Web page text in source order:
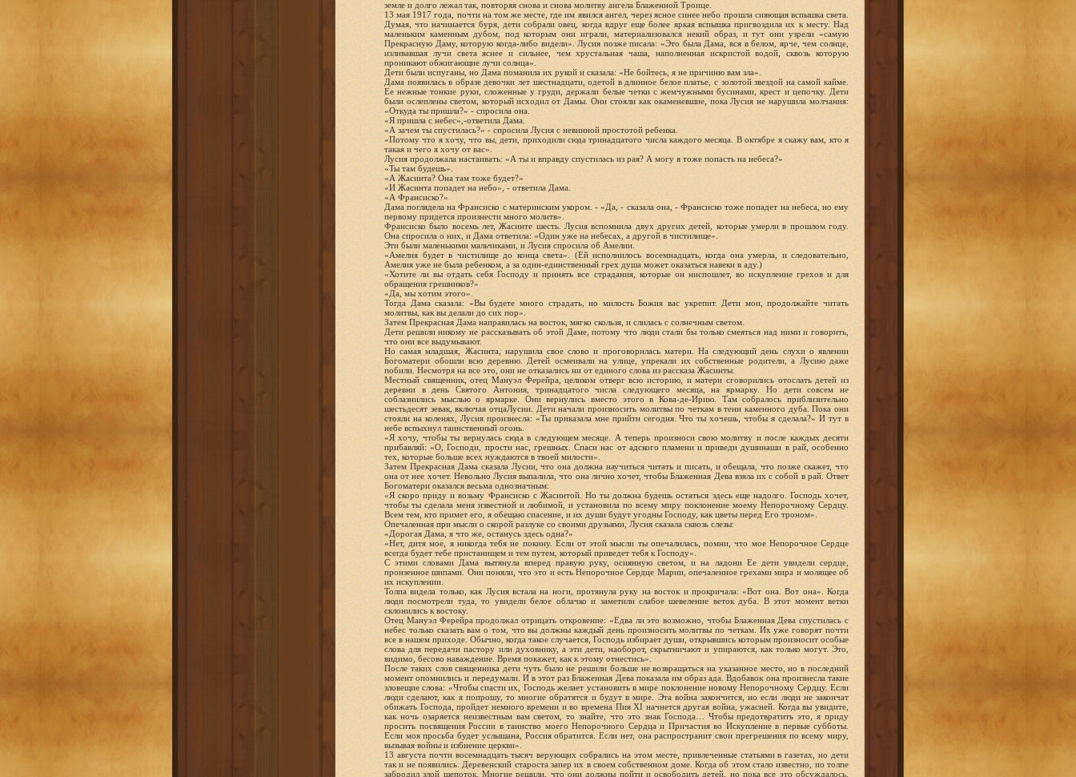
земле и долго лежал так, повторяя снова и снова молитву ангела Блаженной Троице.
13 мая 1917 года, почти на том же месте, где им явился ангел, через ясное синее небо прошла сияющая вспышка света.
Думая, что начинается буря, дети собрали овец, когда вдруг еще более яркая вспышка пригвоздила их к месту. Над
маленьким каменным дубом, под которым они играли, материализовался некий образ, и тут они узрели «самую
Прекрасную Даму, которую когда-либо видели». Лусия позже писала: «Это была Дама, вся в белом, ярче, чем солнце,
изливавшая лучи света яснее и сильнее, чем хрустальная чаша, наполненная искристой водой, сквозь которую
проникают обжигающие лучи солнца».
Дети были испуганы, но Дама поманила их рукой и сказала: «Не бойтесь, я не причиню вам зла».
Дама появилась в образе девочки лет шестнадцати, одетой в длинное белое платье, с золотой звездой на самой кайме.
Ее нежные тонкие руки, сложенные у груди, держали белые четки с жемчужными бусинами, крест и цепочку. Дети
были ослеплены светом, который исходил от Дамы. Они стояли как окаменевшие, пока Лусия не нарушила молчания:
«Откуда ты пришла?» - спросила она.
«Я пришла с небес»,-ответила Дама.
«А зачем ты спустилась?» - спросила Лусия с невинной простотой ребенка.
«Потому что я хочу, что вы, дети, приходили сюда тринадцатого числа каждого месяца. В октябре я скажу вам, кто я
такая и чего я хочу от вас».
Лусия продолжала настаивать: «А ты и вправду спустилась из рая? А могу я тоже попасть на небеса?»
«Ты там будешь».
«А Жасинта? Она там тоже будет?»
«И Жасинта попадет на небо», - ответила Дама.
«А Франсиско?»
Дама поглядела на Франсиско с материнским укором. - «Да, - сказала она, - Франсиско тоже попадет на небеса, но ему
первому придется произнести много молитв».
Франсиско было восемь лет, Жасинте шесть. Лусия вспомнила двух других детей, которые умерли в прошлом году.
Она спросила о них, и Дама ответила: «Один уже на небесах, а другой в чистилище».
Эти были маленькими мальчиками, и Лусия спросила об Амелии.
«Амелия будет в чистилище до конца света». (Ей исполнилось восемнадцать, когда она умерла, и следовательно,
Амелия уже не была ребенком, а за один-единственный грех душа может оказаться навеки в аду.)
«Хотите ли вы отдать себя Господу и принять все страдания, которые он ниспошлет, во искупление грехов и для
обращения грешников?»
«Да, мы хотим этого».
Тогда Дама сказала: «Вы будете много страдать, но милость Божия вас укрепит. Дети мои, продолжайте читать
молитвы, как вы делали до сих пор».
Затем Прекрасная Дама направилась на восток, мягко скользя, и слилась с солнечным светом.
Дети решили никому не рассказывать об этой Даме, потому что люди стали бы только смеяться над ними и говорить,
что они все выдумывают.
Но самая младшая, Жасинта, нарушила свое слово и проговорилась матери. На следующий день слухи о явлении
Богоматери обошли всю деревню. Детей осмеивали на улице, упрекали их собственные родители, а Лусию даже
побили. Несмотря на все это, они не отказались ни от единого слова из рассказа Жасинты.
Местный священник, отец Мануэл Ферейра, целиком отверг всю историю, и матери сговорились отослать детей из
деревни в день Святого Антония, тринадцатого числа следующего месяца, на ярмарку. Но дети совсем не
соблазнились мыслью о ярмарке. Они вернулись вместо этого в Кова-де-Ирию. Там собралось приблизительно
шестьдесят зевак, включая отцаЛусии. Дети начали произносить молитвы по четкам в тени каменного дуба. Пока они
стояли на коленях, Лусия произнесла: «Ты приказала мне прийти сегодня. Что ты хочешь, чтобы я сделала?» И тут в
небе вспыхнул таинственный огонь.
«Я хочу, чтобы ты вернулась сюда в следующем месяце. А теперь произноси свою молитву и после каждых десяти
прибавляй: «О, Господи, прости нас, грешных. Спаси нас от адского пламени и приведи душинаши в рай, особенно
тех, которые больше всех нуждаются в твоей милости».
Затем Прекрасная Дама сказала Лусии, что она должна научиться читать и писать, и обещала, что позже скажет, что
она от нее хочет. Невольно Лусия выпалила, что она лично хочет, чтобы Блаженная Дева взяла их с собой в рай. Ответ
Богоматери оказался весьма однозначным:
«Я скоро приду и возьму Франсиско с Жасинтой. Но ты должна будешь остаться здесь еще надолго. Господь хочет,
чтобы ты сделала меня известной и любимой, и установила по всему миру поклонение моему Непорочному Сердцу.
Всем тем, кто примет его, я обещаю спасение, и их души будут угодны Господу, как цветы перед Его троном».
Опечаленная при мысли о скорой разлуке со своими друзьями, Лусия сказала сквозь слезы:
«Дорогая Дама, я что же, останусь здесь одна?»
«Нет, дитя мое, я никогда тебя не покину. Если от этой мысли ты опечалилась, помни, что мое Непорочное Сердце
всегда будет тебе пристанищем и тем путем, который приведет тебя к Господу».
С этими словами Дама вытянула вперед правую руку, осиянную светом, и на ладони Ее дети увидели сердце,
пронзенное шипами. Они поняли, что это и есть Непорочное Сердце Марии, опечаленное грехами мира и молящее об
их искуплении.
Толпа видела только, как Лусия встала на ноги, протянула руку на восток и прокричала: «Вот она. Вот она». Когда
люди посмотрели туда, то увидели белое облачко и заметили слабое шевеление веток дуба. В этот момент ветки
склонились к востоку.
Отец Мануэл Ферейра продолжал отрицать откровение: «Едва ли это возможно, чтобы Блаженная Дева спустилась с
небес только сказать вам о том, что вы должны каждый день произносить молитвы по четкам. Их уже говорят почти
все в нашем приходе. Обычно, когда такое случается, Господь избирает души, открывшись которым произносит особые
слова для передачи пастору или духовнику, а эти дети, наоборот, скрытничают и упираются, как только могут. Это,
видимо, бесово наваждение. Время покажет, как к этому отнестись».
После таких слов священника дети чуть было не решили больше не возвращаться на указанное место, но в последний
момент опомнились и передумали. И в этот раз Блаженная Дева показала им образ ада. Вдобавок она произнесла такие
зловещие слова: «Чтобы спасти их, Господь желает установить в мире поклонение новому Непорочному Сердцу. Если
люди сделают, как я попрошу, то многие обратятся и будут в мире. Эта война закончится, но если люди не закончат
обижать Господа, пройдет немного времени и во времена Пия XI начнется другая война, ужасней. Когда вы увидите,
как ночь озаряется неизвестным вам светом, то знайте, что это знак Господа… Чтобы предотвратить это, я приду
просить посвящения России в таинство моего Непорочного Сердца и Причастия во Искупление в первые субботы.
Если моя просьба будет услышана, Россия обратится. Если нет, она распространит свои прегрешения по всему миру,
вызывая войны и избиение церкви».
13 августа почти восемнадцать тысяч верующих собрались на этом месте, привлеченные статьями в газетах, но дети
так и не появились. Деревенский староста запер их в своем собственном доме. Когда об этом стало известно, по толпе
забродил злой шепоток. Многие решили, что они должны пойти и освободить детей, но пока все это обсуждалось,